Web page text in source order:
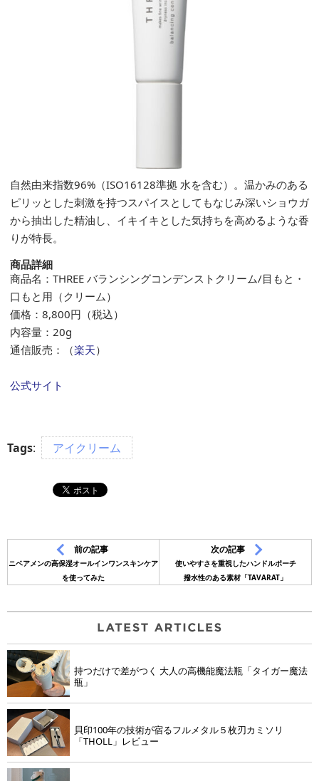
自然由来指数96%（ISO16128準拠 水を含む）。温かみのある
ピリッとした刺激を持つスパイスとしてもなじみ深いショウガ
から抽出した精油し、イキイキとした気持ちを高めるような香
りが特長。
商品詳細
商品名：THREE バランシングコンデンストクリーム/目もと・
口もと用（クリーム）
価格：8,800円（税込）
内容量：20g
通信販売：（楽天）
公式サイト
Tags: アイクリーム
前の記事
ニベアメンの高保湿オールインワンスキンケア
を使ってみた
次の記事
使いやすさを重視したハンドルポーチ
撥水性のある素材「TAVARAT」
持つだけで差がつく 大人の高機能魔法瓶「タイガー魔法
瓶」
貝印100年の技術が宿るフルメタル５枚刃カミソリ
「THOLL」レビュー